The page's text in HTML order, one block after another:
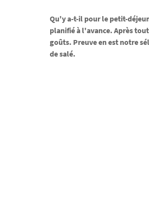
Qu'y a-t-il pour le petit-
planifié à l'avance. Après
goûts. Preuve en est notre
de salé.